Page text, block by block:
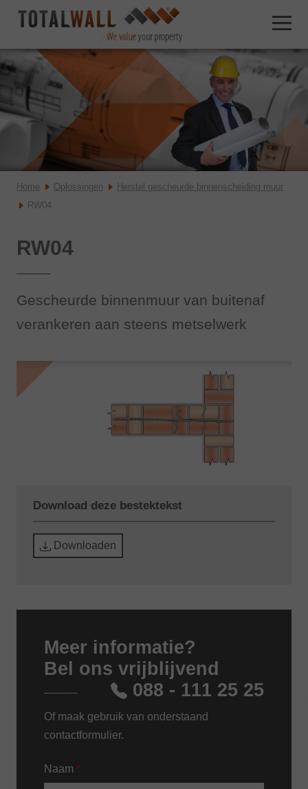
Home Oplossingen
Herstel gescheurde binnenscheiding muur
RW04
RW04
Gescheurde binnenmuur van buitenaf
verankeren aan steens metselwerk
Download deze bestektekst
Downloaden
Meer informatie?
Bel ons vrijblijvend
088 - 111 25 25
Of maak gebruik van onderstaand
contactformulier.
Naam *